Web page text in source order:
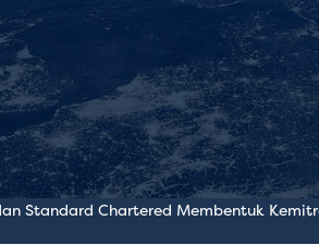
Standard Chartered Membentuk